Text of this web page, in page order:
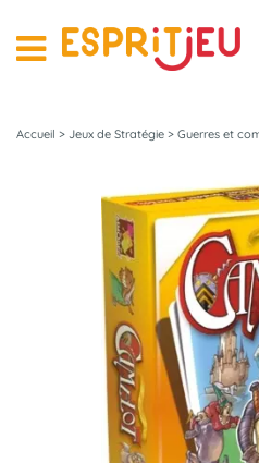
Accueil > Jeux de Stratégie > Guerres et